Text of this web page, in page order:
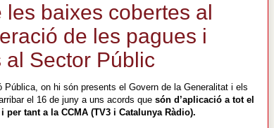
baixes cobertes al
de les pagues i
al Sector Públic
Pública, on hi són presents el Govern de la Generalitat i els
el 16 de juny a uns acords que són d’aplicació a tot el
tant a la CCMA (TV3 i Catalunya Ràdio).